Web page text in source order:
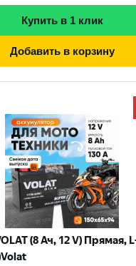
Купить в 1 клик
Добавить в корзину
(8 Ач, 12 V) Прямая,